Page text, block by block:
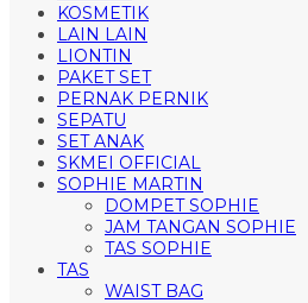
KOSMETIK
LAIN LAIN
LIONTIN
PAKET SET
PERNAK PERNIK
SEPATU
SET ANAK
SKMEI OFFICIAL
SOPHIE MARTIN
DOMPET SOPHIE
JAM TANGAN SOPHIE
TAS SOPHIE
TAS
WAIST BAG